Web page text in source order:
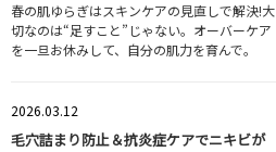
春の肌ゆらぎはスキンケアの見直しで解決!大
切なのは“足すこと”じゃない。オーバーケア
を一旦お休みして、自分の肌力を育んで。
2026.03.12
毛穴詰まり防止＆抗炎症ケアでニキビが